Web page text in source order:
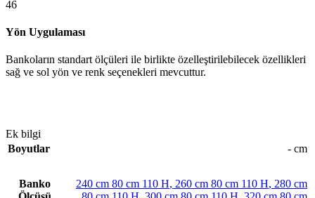
46
Yön Uygulaması
Bankoların standart ölçüleri ile birlikte özelleştirilebilecek özellikleri
sağ ve sol yön ve renk seçenekleri mevcuttur.
Ek bilgi
Boyutlar
- cm
Banko
240 cm 80 cm 110 H, 260 cm 80 cm 110 H, 280 cm